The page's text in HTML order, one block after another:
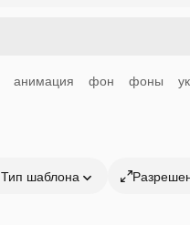
анимация фон фоны
Тип шаблона